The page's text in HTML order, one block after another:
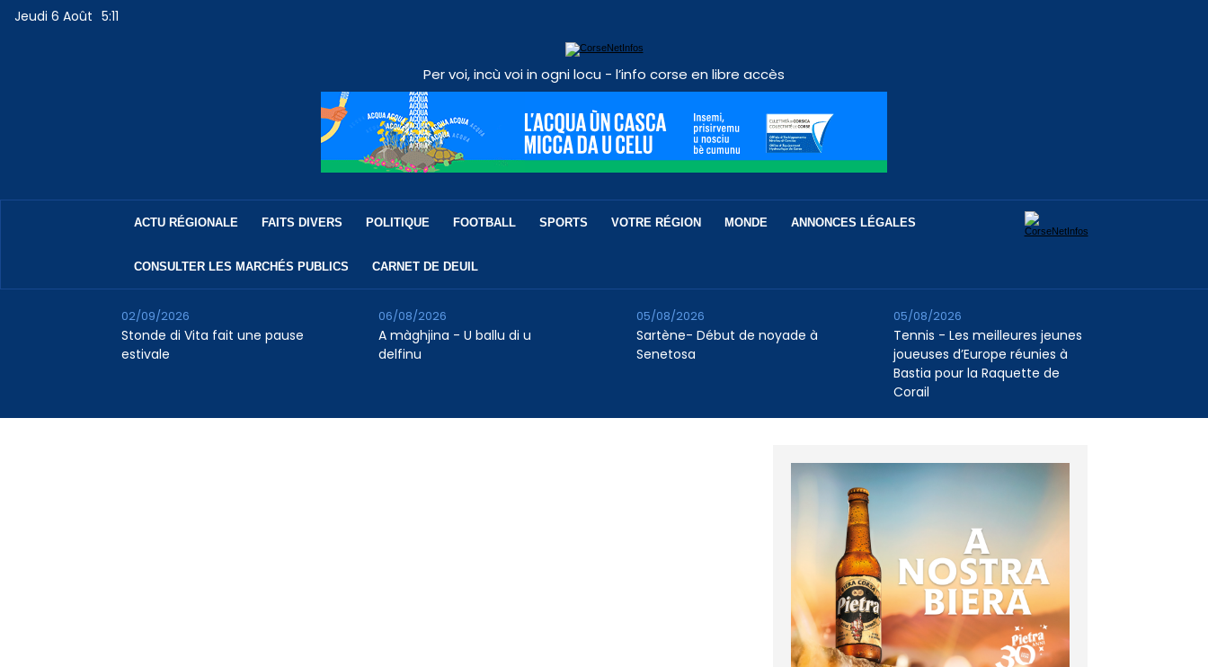
Jeudi 6 Août 5:11
Per voi, incù voi in ogni locu - l’info corse en libre accès
ACTU RÉGIONALE FAITS DIVERS POLITIQUE FOOTBALL SPORTS VOTRE RÉGION MONDE ANNONCES LÉGALES
CONSULTER LES MARCHÉS PUBLICS CARNET DE DEUIL
Stonde di Vita fait une pause
estivale
02/09/2026
A màghjina - U ballu di u
delfinu
06/08/2026
Sartène- Début de noyade à
Senetosa
05/08/2026
Tennis - Les meilleures jeunes
joueuses d’Europe réunies à
Bastia pour la Raquette de
Corail
05/08/2026